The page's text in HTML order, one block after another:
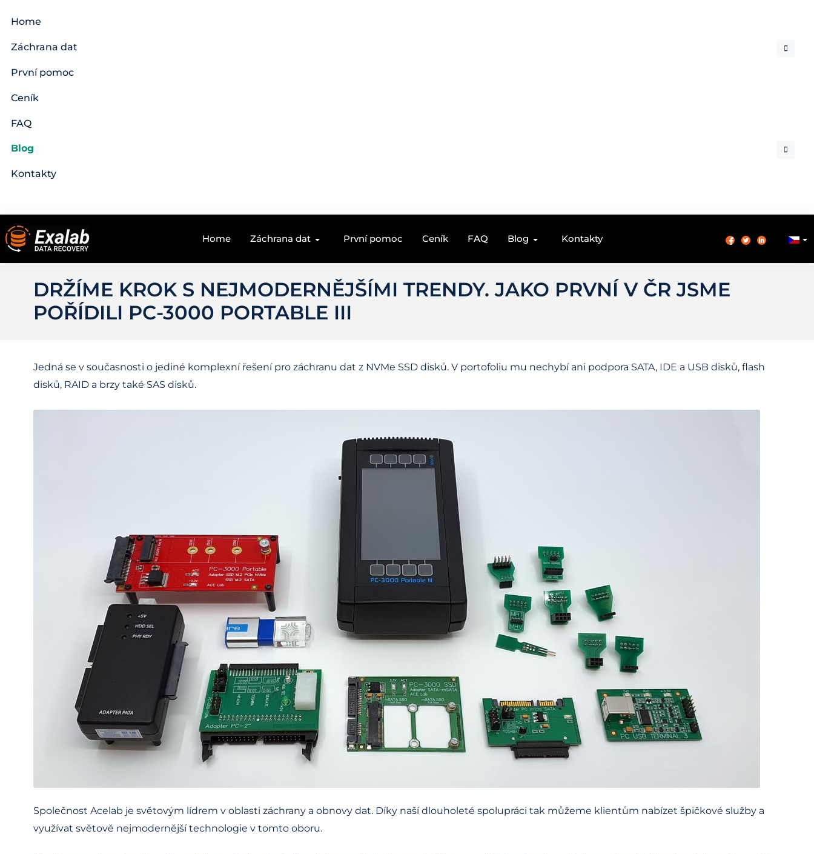
Home
Záchrana dat
První pomoc
Ceník
FAQ
Blog
Kontakty
Home Záchrana dat První pomoc Ceník FAQ Blog Kontakty
DRŽÍME KROK S NEJMODERNĚJŠÍMI TRENDY. JAKO PRVNÍ V ČR JSME
POŘÍDILI PC-3000 PORTABLE III
Jedná se v současnosti o jediné komplexní řešení pro záchranu dat z NVMe SSD disků. V portofoliu mu nechybí ani podpora SATA, IDE a USB disků, flash
disků, RAID a brzy také SAS disků.
Společnost Acelab je světovým lídrem v oblasti záchrany a obnovy dat. Díky naší dlouholeté spolupráci tak můžeme klientům nabízet špičkové služby a
využívat světově nejmodernější technologie v tomto oboru.